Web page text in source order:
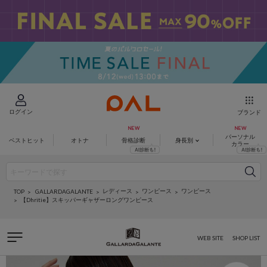
ログイン ブランド
ベストヒット オトナ 骨格診断 身長別
パーソナル
カラー
TOP GALLARDAGALANTE レディース ワンピース
ワンピース
【Dhritie】スキッパーギャザーロングワンピース
SHOP LIST
WEB SITE